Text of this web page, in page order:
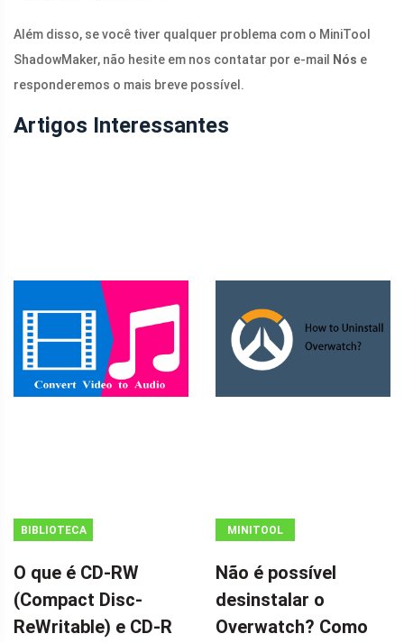
Além disso, se você tiver qualquer problema com o MiniTool
ShadowMaker, não hesite em nos contatar por e-mail
Nós e
responderemos o mais breve possível.
Artigos Interessantes
BIBLIOTECA
WIKI
O que é CD-RW
(Compact Disc-
ReWritable) e CD-R
MINITOOL
Não é possível
desinstalar o
Overwatch? Como